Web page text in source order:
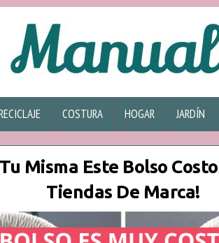
COSTURA HOGAR JARDÍN
Misma Este Bolso
Tiendas De Marca!